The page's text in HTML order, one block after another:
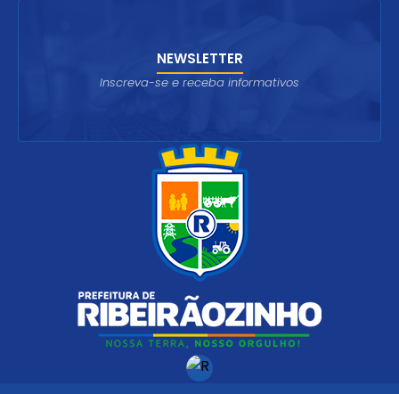
NEWSLETTER
Inscreva-se e receba informativos